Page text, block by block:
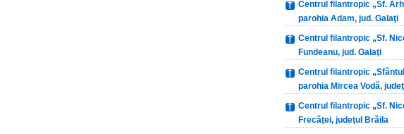
Centrul filantropic „Sf.
parohia Adam, jud. Galaţi
Centrul filantropic „Sf.
Fundeanu, jud. Galaţi
Centrul filantropic
parohia Mircea Vodă,
Centrul filantropic „Sf.
Frecăţei, judeţul Brăila